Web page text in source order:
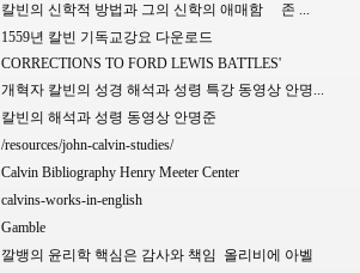
칼빈의 신학적 방법과 그의 신학의 애매함 존 ...
1559년 칼빈 기독교강요 다운로드
CORRECTIONS TO FORD LEWIS BATTLES'
개혁자 칼빈의 성경 해석과 성령 특강 동영상 안명...
칼빈의 해석과 성령 동영상 안명준
/resources/john-calvin-studies/
Calvin Bibliography Henry Meeter Center
calvins-works-in-english
Gamble
깔뱅의 윤리학 핵심은 감사와 책임 올리비에 아벨